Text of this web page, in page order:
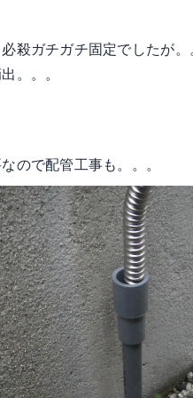
殺ガチガチ固定でしたが
。。。
ので配管工事も。。。